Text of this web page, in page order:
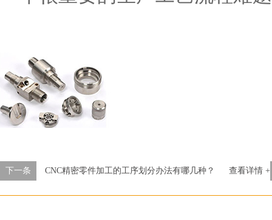
查看详情 +
下一条 CNC精密零件加工的工序划分办法有哪几种？